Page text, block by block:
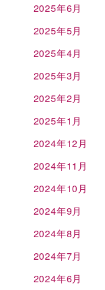
2025年6月
2025年5月
2025年4月
2025年3月
2025年2月
2025年1月
2024年12月
2024年11月
2024年10月
2024年9月
2024年8月
2024年7月
2024年6月